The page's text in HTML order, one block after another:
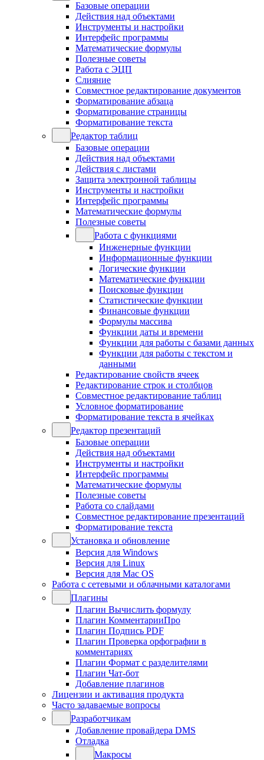
Базовые операции
Действия над объектами
Инструменты и настройки
Интерфейс программы
Математические формулы
Полезные советы
Работа с ЭЦП
Слияние
Совместное редактирование документов
Форматирование абзаца
Форматирование страницы
Форматирование текста
Редактор таблиц
Базовые операции
Действия над объектами
Действия с листами
Защита электронной таблицы
Инструменты и настройки
Интерфейс программы
Математические формулы
Полезные советы
Работа с функциями
Инженерные функции
Информационные функции
Логические функции
Математические функции
Поисковые функции
Статистические функции
Финансовые функции
Формулы массива
Функции даты и времени
Функции для работы с базами данных
Функции для работы с текстом и
данными
Редактирование свойств ячеек
Редактирование строк и столбцов
Совместное редактирование таблиц
Условное форматирование
Форматирование текста в ячейках
Редактор презентаций
Базовые операции
Действия над объектами
Инструменты и настройки
Интерфейс программы
Математические формулы
Полезные советы
Работа со слайдами
Совместное редактирование презентаций
Форматирование текста
Установка и обновление
Версия для Windows
Версия для Linux
Версия для Mac OS
Работа с сетевыми и облачными каталогами
Плагины
Плагин Вычислить формулу
Плагин КомментарииПро
Плагин Подпись PDF
Плагин Проверка орфографии в
комментариях
Плагин Формат с разделителями
Плагин Чат-бот
Добавление плагинов
Лицензии и активация продукта
Часто задаваемые вопросы
Разработчикам
Добавление провайдера DMS
Отладка
Макросы